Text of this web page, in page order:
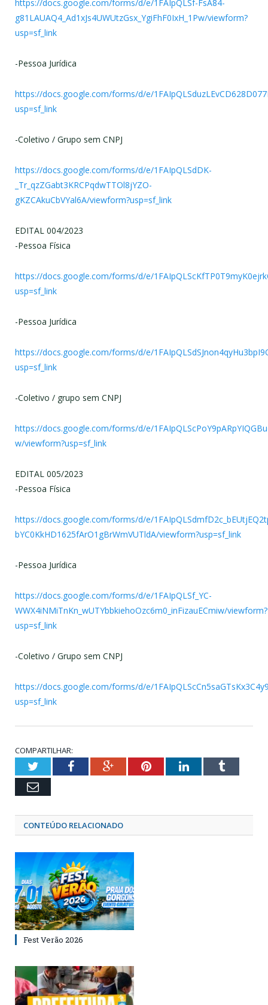
https://docs.google.com/forms/d/e/1FAIpQLSf-FsA84-
g81LAUAQ4_Ad1xJs4UWUtzGsx_YgiFhF0IxH_1Pw/viewform?
usp=sf_link
-Pessoa Jurídica
https://docs.google.com/forms/d/e/
usp=sf_link
-Coletivo / Grupo sem CNPJ
https://docs.google.com/forms/d/e/1FAIpQLSdDK-
_Tr_qzZGabt3KRCPqdwTTOl8jYZO-
gKZCAkuCbVYal6A/viewform?usp=sf_link
EDITAL 004/2023
-Pessoa Física
https://docs.google.com/forms/d/e/
usp=sf_link
-Pessoa Jurídica
https://docs.google.com/forms/d/e/
usp=sf_link
-Coletivo / grupo sem CNPJ
https://docs.google.com/forms/d/e/
w/viewform?usp=sf_link
EDITAL 005/2023
-Pessoa Física
https://docs.google.com/forms/d/e/
bYC0KkHD1625fArO1gBrWmVUTldA/viewform?usp=sf_link
-Pessoa Jurídica
https://docs.google.com/forms/d/e/1FAIpQLSf_YC-
WWX4iNMiTnKn_wUTYbbkiehoOzc6m0_inFizauECmiw/viewform?
usp=sf_link
-Coletivo / Grupo sem CNPJ
https://docs.google.com/forms/d/e/
usp=sf_link
COMPARTILHAR:
TwitterFacebookGoogle+PinterestLinkedInTumblr
Email
CONTEÚDO RELACIONADO
Fest Verão 2026